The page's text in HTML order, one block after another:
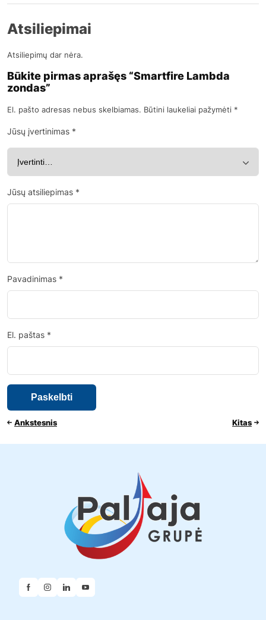
Atsiliepimai
Atsiliepimų dar nėra.
Būkite pirmas aprašęs “Smartfire Lambda
zondas”
El. pašto adresas nebus skelbiamas. Būtini laukeliai pažymėti *
Jūsų įvertinimas *
Jūsų atsiliepimas *
Pavadinimas *
El. paštas *
Ankstesnis Kitas